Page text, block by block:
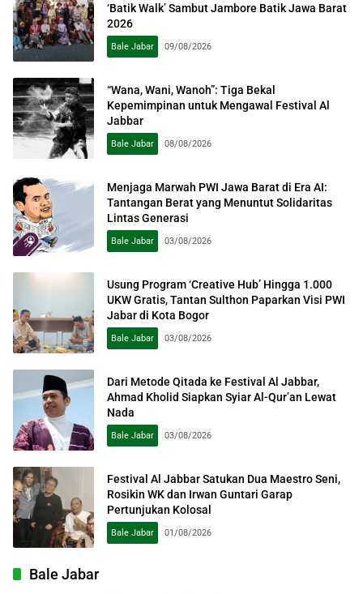
‘Batik Walk’ Sambut Jambore Batik Jawa Barat
2026
Bale Jabar 09/08/2026
“Wana, Wani, Wanoh”: Tiga Bekal
Kepemimpinan untuk Mengawal Festival Al
Jabbar
Bale Jabar 08/08/2026
Menjaga Marwah PWI Jawa Barat di Era AI:
Tantangan Berat yang Menuntut Solidaritas
Lintas Generasi
Bale Jabar 03/08/2026
Usung Program ‘Creative Hub’ Hingga 1.000
UKW Gratis, Tantan Sulthon Paparkan Visi PWI
Jabar di Kota Bogor
Bale Jabar 03/08/2026
Dari Metode Qitada ke Festival Al Jabbar,
Ahmad Kholid Siapkan Syiar Al-Qur’an Lewat
Nada
Bale Jabar 03/08/2026
Festival Al Jabbar Satukan Dua Maestro Seni,
Rosikin WK dan Irwan Guntari Garap
Pertunjukan Kolosal
Bale Jabar 01/08/2026
Bale Jabar